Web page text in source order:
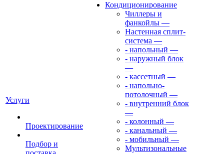
Услуги
Проектирование
Подбор и
Кондиционирование
Чиллеры и
фанкойлы —
Настенная сплит-
система —
- напольный —
- наружный блок
—
- кассетный —
- напольно-
потолочный —
- внутренний блок
—
- колонный —
- канальный —
- мобильный —
Мультизональные